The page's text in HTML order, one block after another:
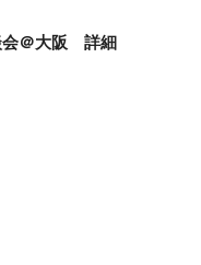
会＠大阪 詳細